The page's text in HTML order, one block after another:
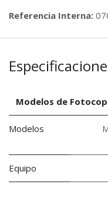
Referencia Interna:
Modelos de
Modelos
Equipo